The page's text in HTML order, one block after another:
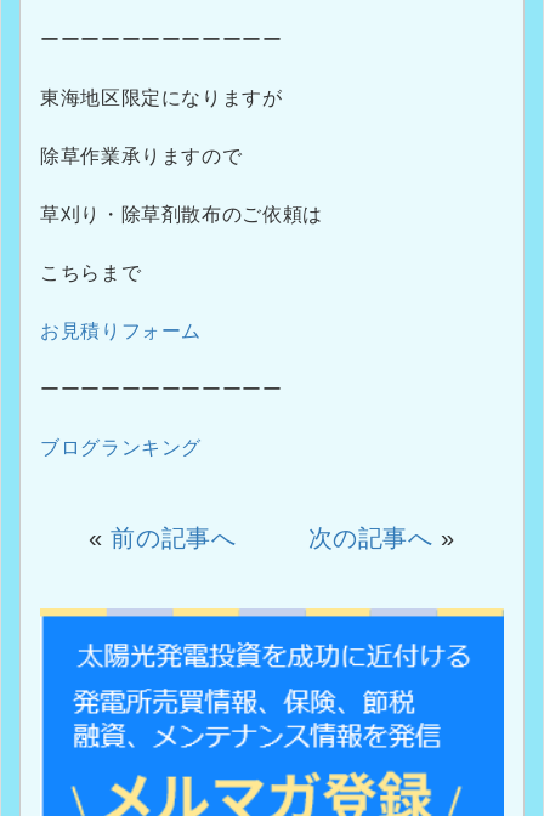
ーーーーーーーーーーーー
東海地区限定になりますが
除草作業承りますので
草刈り・除草剤散布のご依頼は
こちらまで
お見積りフォーム
ーーーーーーーーーーーー
ブログランキング
«前の記事へ 次の記事へ »